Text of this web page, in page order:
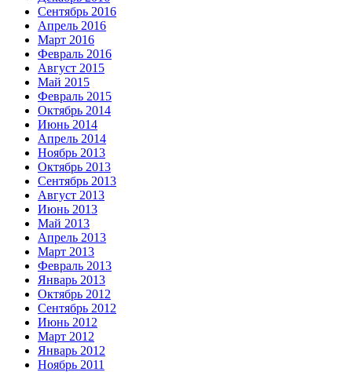
Сентябрь 2016
Апрель 2016
Март 2016
Февраль 2016
Август 2015
Май 2015
Февраль 2015
Октябрь 2014
Июнь 2014
Апрель 2014
Ноябрь 2013
Октябрь 2013
Сентябрь 2013
Август 2013
Июнь 2013
Май 2013
Апрель 2013
Март 2013
Февраль 2013
Январь 2013
Октябрь 2012
Сентябрь 2012
Июнь 2012
Март 2012
Январь 2012
Ноябрь 2011